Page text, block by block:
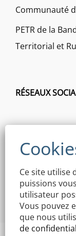
Communauté
PETR de la
Territorial et
RÉSEAUX
Ce site utilise
puissions
utilisateur
Vous pouvez
que nous
de